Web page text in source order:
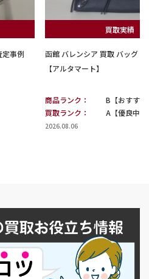
定事例
買取実績
函館 バレンシア 買取 バッグ｜
【アルタマート】
商品ランク：
B【おすすめ
買取ランク：
A【優良中古
2026.08.06